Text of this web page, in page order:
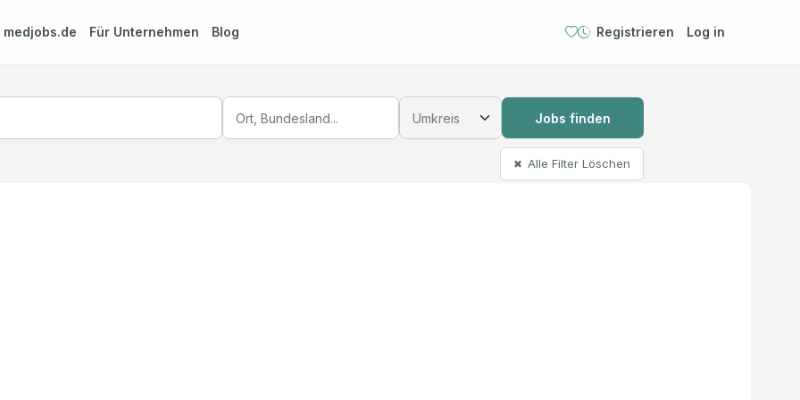
medjobs.de Für Unternehmen Blog Registrieren Log in
Jobs finden
✖ Alle Filter Löschen